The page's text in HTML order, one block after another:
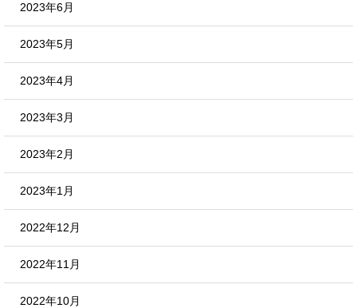
2023年6月
2023年5月
2023年4月
2023年3月
2023年2月
2023年1月
2022年12月
2022年11月
2022年10月